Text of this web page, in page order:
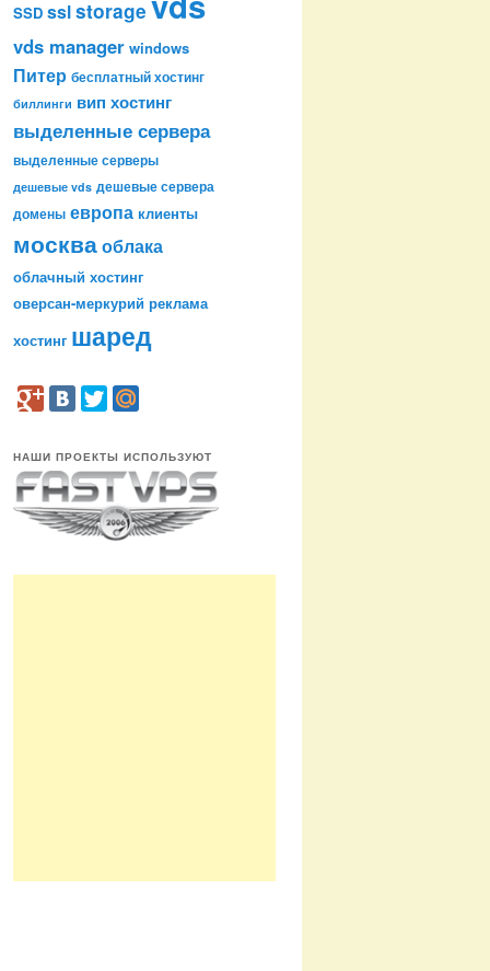
SSD sslstorage
vds manager windows
Питер бесплатный хостинг
биллинги вип хостинг
выделенные сервера
выделенные серверы
дешевые vds дешевые сервера
домены европа клиенты
москваоблака
облачный хостинг
оверсан-меркурий реклама
хостинг шаред
НАШИ ПРОЕКТЫ ИСПОЛЬЗУЮТ